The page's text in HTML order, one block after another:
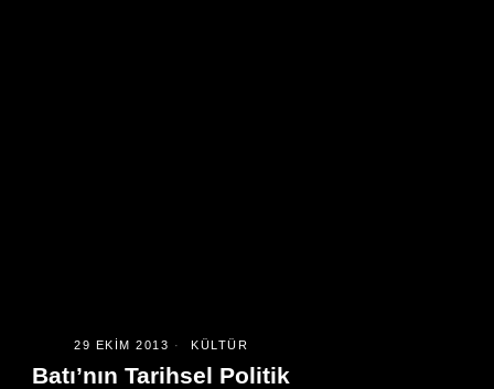
29 EKIM 2013 KÜLTÜR
Batı’nın Tarihsel Politik